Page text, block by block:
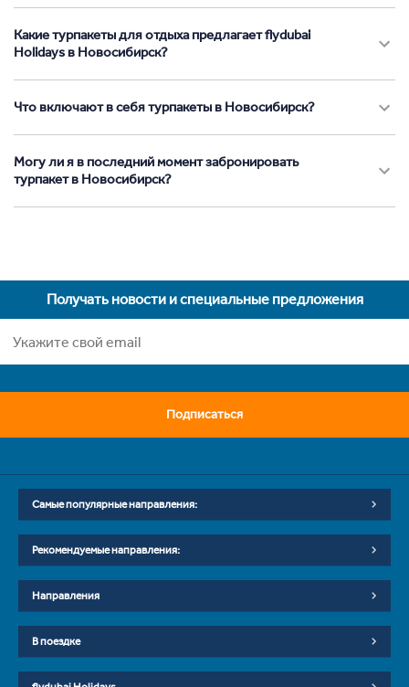
Какие турпакеты для отдыха предлагает flydubai
Holidays в Новосибирск?
Что включают в себя турпакеты в Новосибирск?
Могу ли я в последний момент забронировать
турпакет в Новосибирск?
Получать новости и специальные предложения
Подписаться
Самые популярные направления:
Рекомендуемые направления:
Направления
В поездке